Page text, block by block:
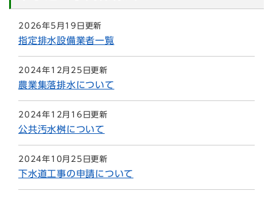
2026年5月19日更新
指定排水設備業者一覧
2024年12月25日更新
農業集落排水について
2024年12月16日更新
公共汚水桝について
2024年10月25日更新
下水道工事の申請について